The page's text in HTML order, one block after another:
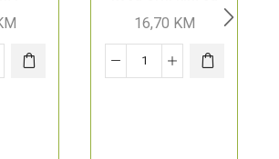
200 ml
16,70 KM